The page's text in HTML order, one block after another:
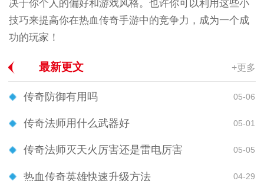
决于你个人的偏好和游戏风格。也许你可以利用这些小
技巧来提高你在热血传奇手游中的竞争力，成为一个成
功的玩家！
最新更文 +更多
传奇防御有用吗 05-06
传奇法师用什么武器好 05-01
传奇法师灭天火厉害还是雷电厉害 05-05
热血传奇英雄快速升级方法 04-29